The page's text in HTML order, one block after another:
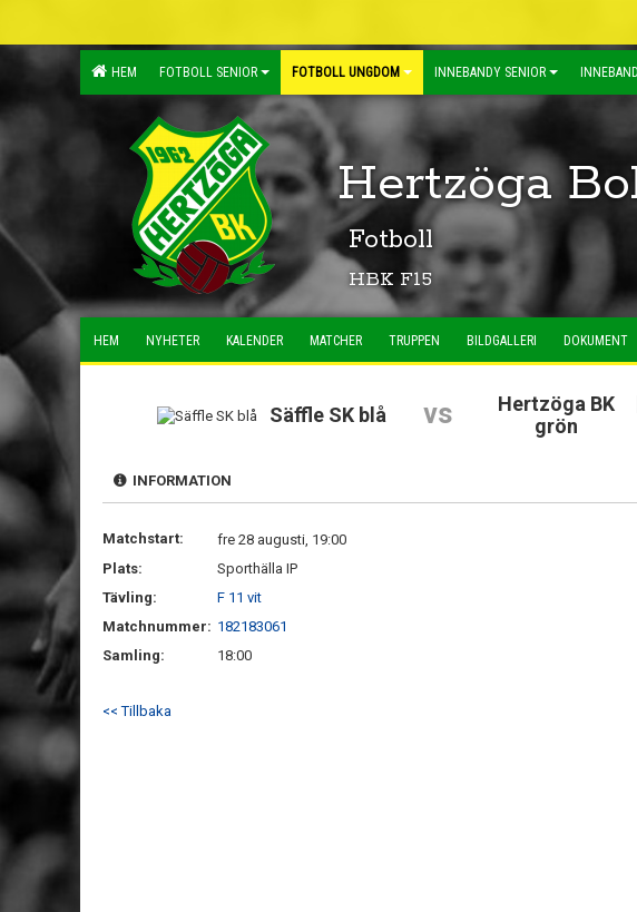
HEM FOTBOLL SENIOR FOTBOLL UNGDOM INNEBANDY SENIOR
Hertzöga
Fotboll
HBK F15
HEM NYHETER KALENDER MATCHER TRUPPEN BILDGALLERI DOKUMENT
Säffle SK blå vs
Hertzöga BK
grön
INFORMATION
Matchstart:
fre 28 augusti, 19:00
Plats:
Sporthälla IP
Tävling:
F 11 vit
Matchnummer: 182183061
Samling:
18:00
<< Tillbaka